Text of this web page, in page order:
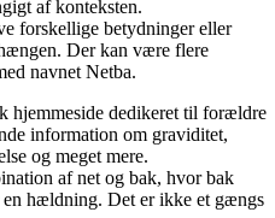
af konteksten.
forskellige betydninger eller
Der kan være flere
navnet Netba.
hjemmeside dedikeret til forældre
information om graviditet,
og meget mere.
af net og bak, hvor bak
hældning. Det er ikke et gængs